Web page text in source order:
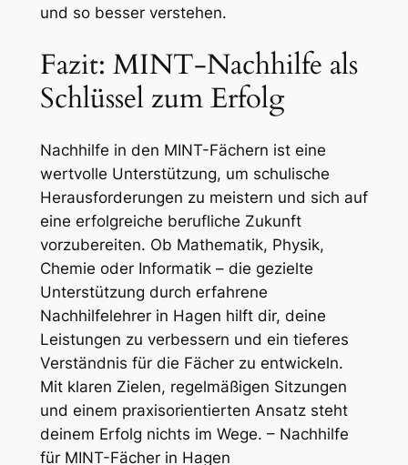
und so besser verstehen.
Fazit: MINT-Nachhilfe als
Schlüssel zum Erfolg
Nachhilfe in den MINT-Fächern ist eine
wertvolle Unterstützung, um schulische
Herausforderungen zu meistern und sich auf
eine erfolgreiche berufliche Zukunft
vorzubereiten. Ob Mathematik, Physik,
Chemie oder Informatik – die gezielte
Unterstützung durch erfahrene
Nachhilfelehrer in Hagen hilft dir, deine
Leistungen zu verbessern und ein tieferes
Verständnis für die Fächer zu entwickeln.
Mit klaren Zielen, regelmäßigen Sitzungen
und einem praxisorientierten Ansatz steht
deinem Erfolg nichts im Wege. – Nachhilfe
für MINT-Fächer in Hagen